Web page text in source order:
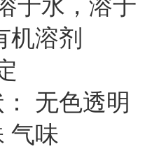
于水，溶于
机溶剂
无色透明
气味